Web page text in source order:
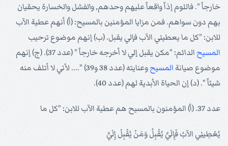
خارجاً ". فاللوم إذاً واقعاً عليهم وحدهم, والفشل والخسارة يحقيان
بهم دون سواهم. فمن مزايا المؤمنين بالمسيح: (أ) أنهم عطية الآب
للابن: "كل ما يعطيني الآب فإلي يقبل. (ب) إنهم موضوع ترحيب
المسيح
الدائم: "مكن يقبل إلي لا أخرجه خارجاً " (عدد 37). (ج) إنهم
موضوع صيانة المسيح
وعنايته (عدد 38 و39) ".... لأني لا أتلف منه
شيئاً ". (د) إن الحياة الأبدية لهم (عدد 40).
عدد 37. (أ) المؤمنون بالمسيح هم عطية الآب للابن: "كل ما
يُعْطِينِي الآبُ فَإِلَيَّ يُقْبِلُ وَمَنْ يُقْبِلْ إِلَيَّ